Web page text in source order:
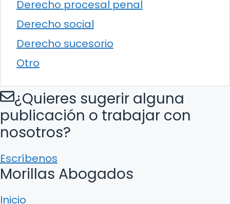
Derecho procesal penal
Derecho social
Derecho sucesorio
Otro
¿Quieres sugerir alguna
publicación o trabajar con
nosotros?
Escríbenos
Morillas Abogados
Inicio